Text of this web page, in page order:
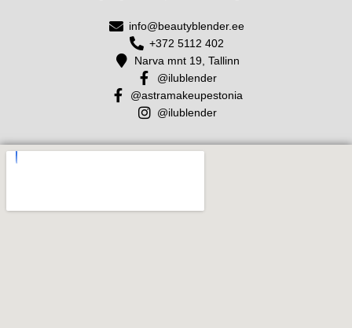
info@beautyblender.ee
+372 5112 402
Narva mnt 19, Tallinn
@ilublender
@astramakeupestonia
@ilublender